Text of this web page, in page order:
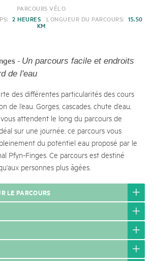
PARCOURS VÉLO
2 HEURES LONGUEUR DU PARCOURS: 15.50
KM
- Un parcours facile et endroits
de l'eau
des différentes particularités des cours
de l’eau. Gorges, cascades, chute d’eau,
attendent le long du parcours de
sur une journée, ce parcours vous
du potentiel eau proposé par le
Pfyn-Finges. Ce parcours est destiné
personnes plus âgées.
LE PARCOURS